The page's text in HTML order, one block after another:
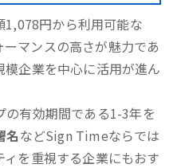
1,078円から利用可能な
マンスの高さが魅力であ
模企業を中心に活用が進ん
の有効期間である1-3年を
名などSign Timeならでは
を重視する企業にもおす